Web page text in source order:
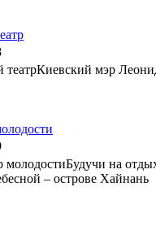
Киевский мэр
Будучи на
– острове Хайнань